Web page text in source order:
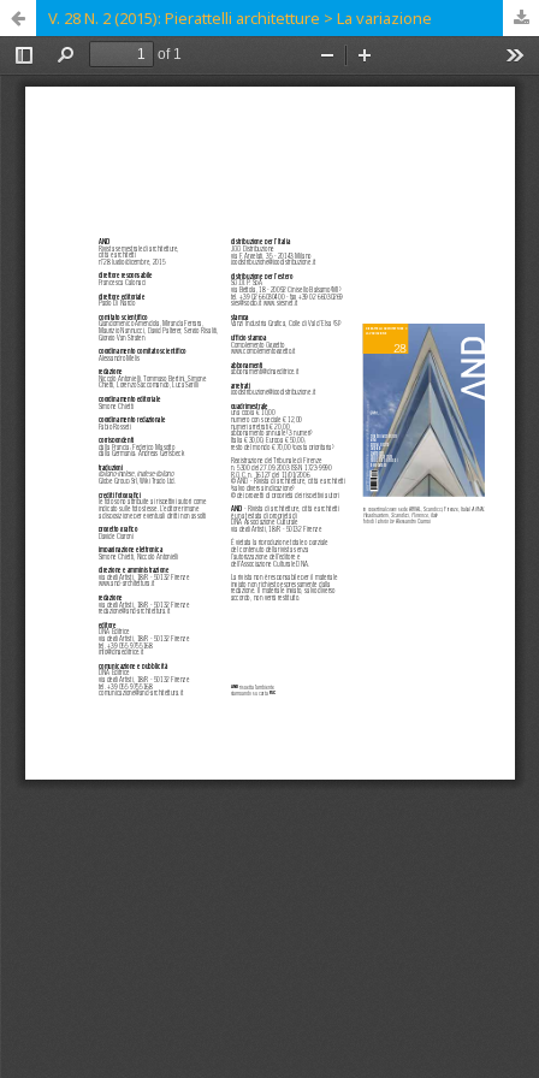
V. 28 N. 2 (2015): Pierattelli architetture > La variazione